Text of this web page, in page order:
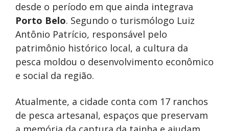
desde o período em que ainda integrava
Porto Belo. Segundo o turismólogo Luiz
Antônio Patrício, responsável pelo
patrimônio histórico local, a cultura da
pesca moldou o desenvolvimento econômico
e social da região.
Atualmente, a cidade conta com 17 ranchos
de pesca artesanal, espaços que preservam